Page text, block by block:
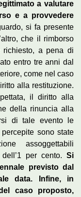
a valutare
e a provvedere
si fa presente
che il rimborso
richiesto, a pena di
entro tre anni dal
come nel caso
alla restituzione.
il diritto alla
della rinuncia alla
di tale evento le
sono state
assoggettabili
per cento. Si
previsto dal
data. Infine, in
caso proposto,